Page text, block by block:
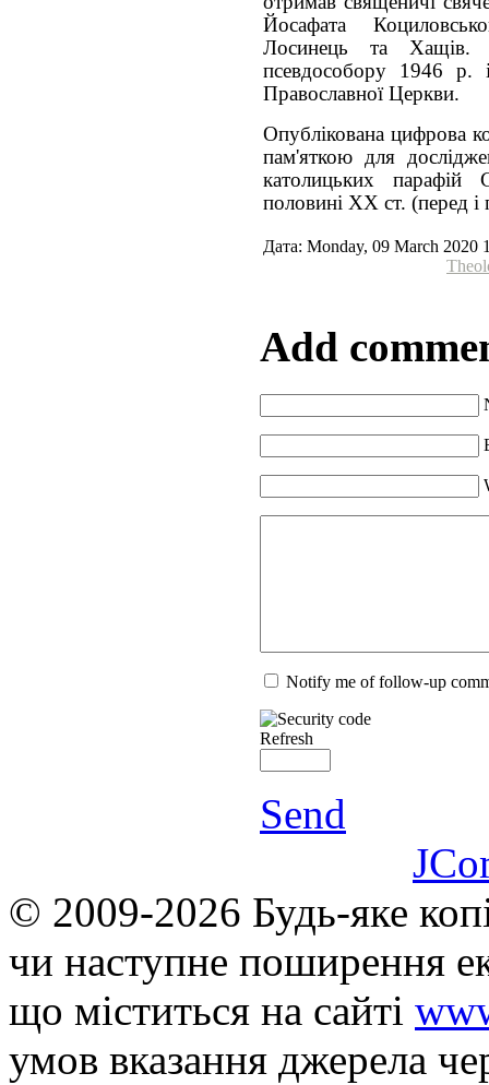
Йосафата
Лосинець та Хащів.
псевдособору 1946 р.
Православної Церкви.
Опублікована цифрова
пам'яткою для
католицьких
половині ХХ ст. (перед і
Дата: Monday, 09 March 2020
Add
Notify me of follow-up
Refresh
Send
© 2009-2026 Будь-яке
чи наступне поширення
що мiститься на сайті
умов вказання джерела